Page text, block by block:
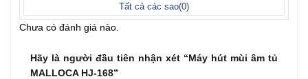
Tất cả các sao(0)
Chưa có đánh giá nào.
Hãy là người đầu tiên nhận xét “Máy hút mùi âm tủ
MALLOCA HJ-168”